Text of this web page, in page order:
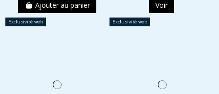
Ajouter au panier Voir
Exclusivité web Exclusivité web